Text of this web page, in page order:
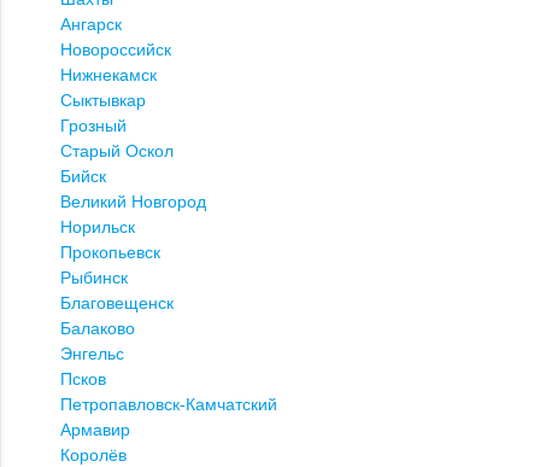
Ангарск
Новороссийск
Нижнекамск
Сыктывкар
Грозный
Старый Оскол
Бийск
Великий Новгород
Норильск
Прокопьевск
Рыбинск
Благовещенск
Балаково
Энгельс
Псков
Петропавловск-Камчатский
Армавир
Королёв